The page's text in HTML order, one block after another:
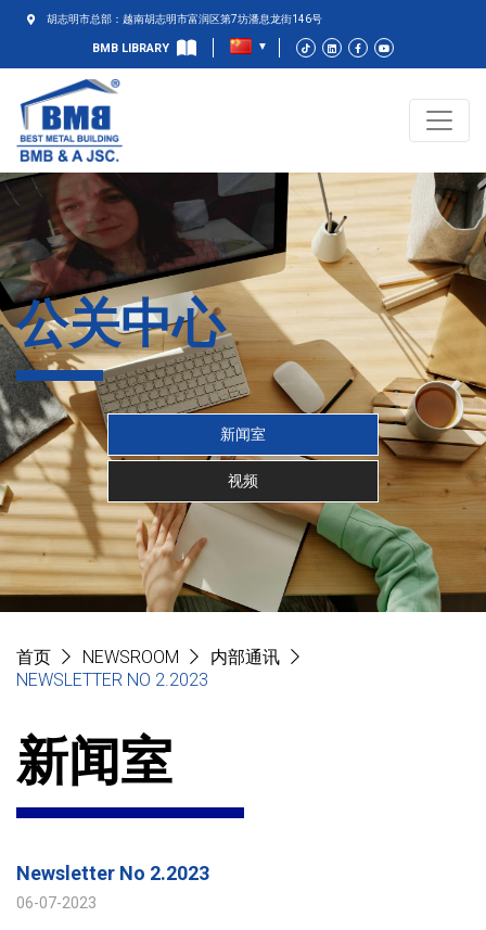
胡志明市总部：越南胡志明市富润区第7坊潘息龙街146号
BMB LIBRARY
公关中心
新闻室
视频
首页 NEWSROOM
内部通讯
NEWSLETTER NO 2.2023
新闻室
Newsletter No 2.2023
06-07-2023